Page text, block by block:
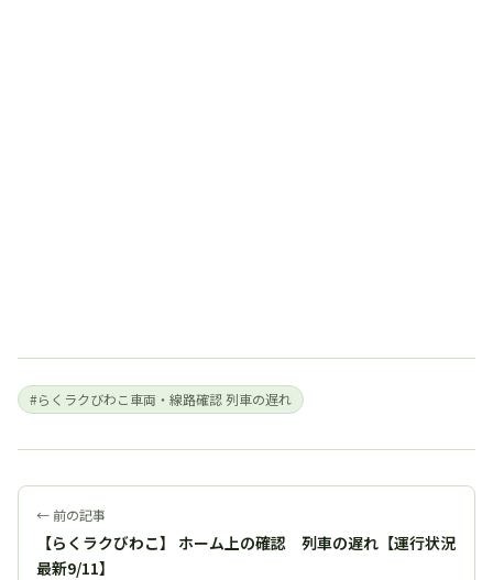
#らくラクびわこ車両・線路確認 列車の遅れ
← 前の記事
【らくラクびわこ】 ホーム上の確認 列車の遅れ【運行状況
最新9/11】